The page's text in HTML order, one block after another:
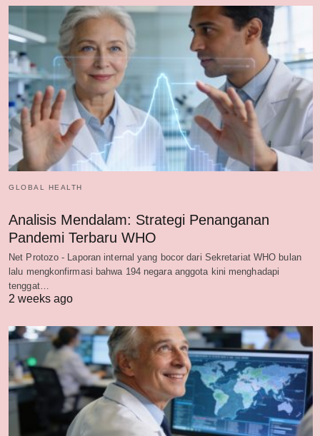
GLOBAL HEALTH
Analisis Mendalam: Strategi Penanganan
Pandemi Terbaru WHO
Net Protozo - Laporan internal yang bocor dari Sekretariat WHO bulan
lalu mengkonfirmasi bahwa 194 negara anggota kini menghadapi
tenggat…
2 weeks ago